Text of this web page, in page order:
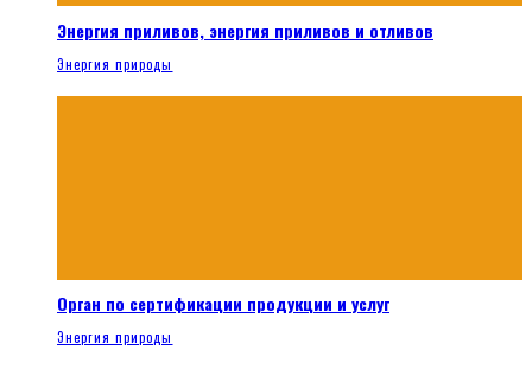
Энергия приливов, энергия приливов и отливов
Энергия природы
Орган по сертификации продукции и услуг
Энергия природы